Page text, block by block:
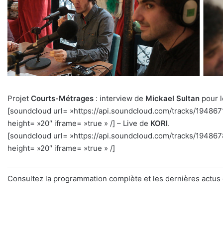
Projet Courts-Métrages : interview de Mickael Sultan pour
[soundcloud url= »https://api.soundcloud.com/tracks/
height= »20″ iframe= »true » /] – Live de KORI.
[soundcloud url= »https://api.soundcloud.com/tracks/
height= »20″ iframe= »true » /]
Consultez la programmation complète et les dernières actus